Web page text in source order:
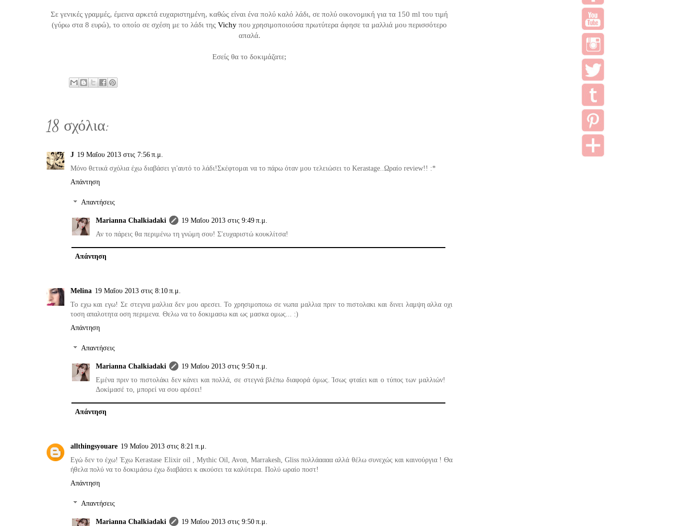
Σε γενικές γραμμές, έμεινα αρκετά ευχαριστημένη, καθώς είναι ένα πολύ καλό λάδι, σε πολύ οικονομική για τα 150 ml του τιμή
(γύρω στα 8 ευρώ), το οποίο σε σχέση με το λάδι της Vichy που χρησιμοποιούσα πρωτύτερα άφησε τα μαλλιά μου περισσότερο
απαλά.
Εσείς θα το δοκιμάζατε;
18 σχόλια:
J 19 Μαΐου 2013 στις 7:56 π.μ.
Μόνο θετικά σχόλια έχω διαβάσει γι'αυτό το λάδι!Σκέφτομαι να το πάρω όταν μου τελειώσει το Kerastage..Ωραίο review!! :*
Απάντηση
Απαντήσεις
Marianna Chalkiadaki
19 Μαΐου 2013 στις 9:49 π.μ.
Αν το πάρεις θα περιμένω τη γνώμη σου! Σ'ευχαριστώ κουκλίτσα!
Απάντηση
Melina 19 Μαΐου 2013 στις 8:10 π.μ.
Το εχω και εγω! Σε στεγνα μαλλια δεν μου αρεσει. Το χρησιμοποιω σε νωπα μαλλια πριν το πιστολακι και δινει λαμψη αλλα οχι
τοση απαλοτητα οση περιμενα. Θελω να το δοκιμασω και ως μασκα ομως... :)
Απάντηση
Απαντήσεις
Marianna Chalkiadaki
19 Μαΐου 2013 στις 9:50 π.μ.
Εμένα πριν το πιστολάκι δεν κάνει και πολλά, σε στεγνά βλέπω διαφορά όμως. Ίσως φταίει και ο τύπος των μαλλιών!
Δοκίμασέ το, μπορεί να σου αρέσει!
Απάντηση
allthingsyouare 19 Μαΐου 2013 στις 8:21 π.μ.
Εγώ δεν το έχω! Έχω Kerastase Elixir oil , Mythic Oil, Avon, Marrakesh, Gliss πολλάαααα αλλά θέλω συνεχώς και καινούργια ! Θα
ήθελα πολύ να το δοκιμάσω έχω διαβάσει κ ακούσει τα καλύτερα. Πολύ ωραίο ποστ!
Απάντηση
Απαντήσεις
Marianna Chalkiadaki
19 Μαΐου 2013 στις 9:50 π.μ.